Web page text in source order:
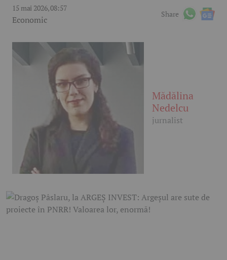
15 mai 2026, 08:57
Economic
Share
Mădălina
Nedelcu
jurnalist